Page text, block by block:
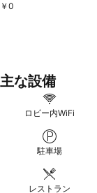
￥0
主な設備
ロビー内WiFi
駐車場
レストラン